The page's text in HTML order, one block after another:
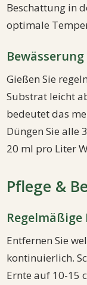
Beschattung in
optimale
Gießen Sie
Substrat leicht
bedeutet das
Düngen Sie alle
20 ml pro Liter
Pflege &
Regelmäßige
Entfernen Sie
kontinuierlich.
Ernte auf 10-15